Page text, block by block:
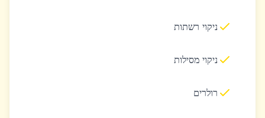
ניקוי רשתות
ניקוי מסילות
רולרים